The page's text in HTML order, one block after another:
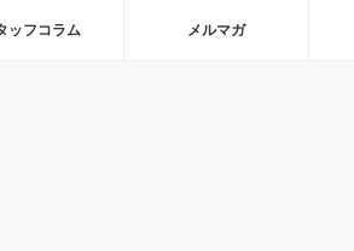
ッフコラム メルマガ